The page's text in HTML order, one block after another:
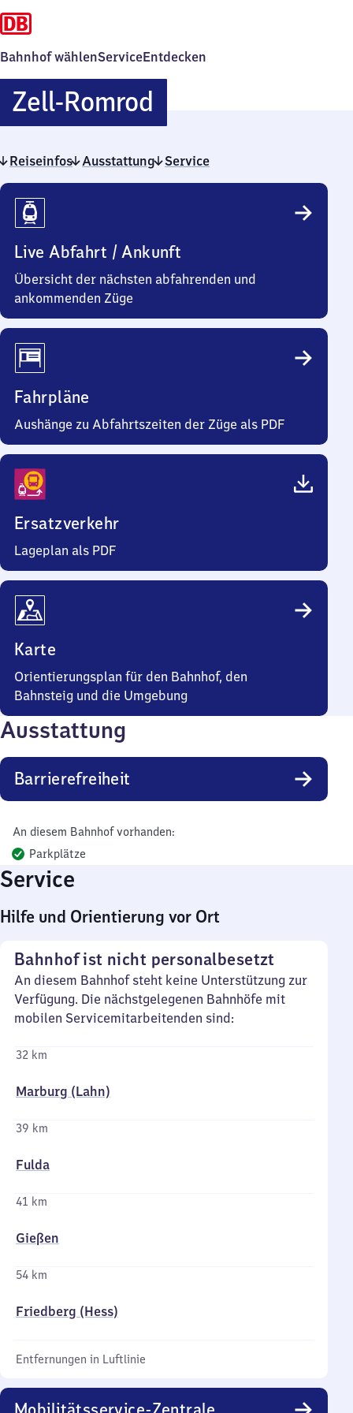
Bahnhof wählenServiceEntdecken
Zell-Romrod
Romrod
Reiseinfos Ausstattung Service
Reiseinfos
Live Abfahrt / Ankunft
Übersicht der nächsten abfahrenden und
ankommenden Züge
Fahrpläne
Aushänge zu Abfahrtszeiten der Züge als PDF
Ersatzverkehr
Lageplan als PDF
Karte
Orientierungsplan für den Bahnhof, den
Bahnsteig und die Umgebung
Ausstattung
Barrierefreiheit
An diesem Bahnhof vorhanden:
Parkplätze
Service
Hilfe und Orientierung vor Ort
Bahnhof ist nicht personalbesetzt
An diesem Bahnhof steht keine Unterstützung zur
Verfügung. Die nächstgelegenen Bahnhöfe mit
mobilen Servicemitarbeitenden sind:
32 km
Marburg (Lahn)
39 km
Fulda
41 km
Gießen
54 km
Friedberg (Hess)
Entfernungen in Luftlinie